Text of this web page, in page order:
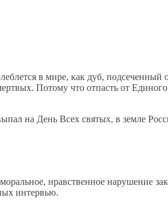
в мире, как дуб, подсеченный
Потому что отпасть от Единого
на День Всех святых, в земле
нравственное нарушение
интервью.